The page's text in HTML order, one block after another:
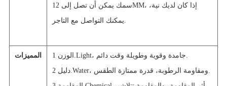
سمك يمكن أن تصل إلى 12MM، إذا كان لديك نية،
المميزات